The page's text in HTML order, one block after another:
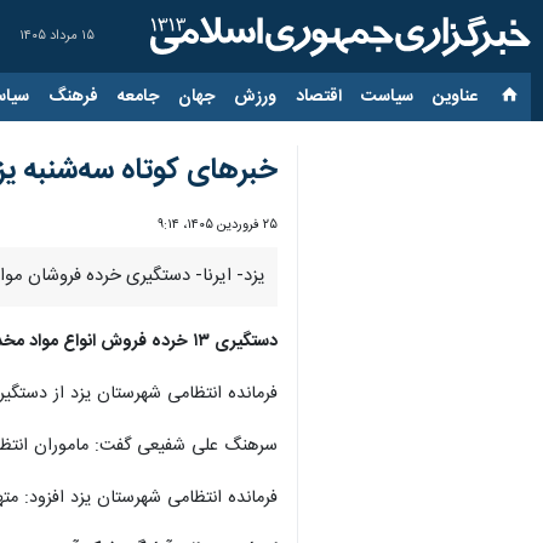
۱۵ مرداد ۱۴۰۵
عناوین‌ سیاست اقتصاد ورزش جهان جامعه فرهنگ
خبرهای کوتاه سه‌شنبه
۲۵ فروردین ۱۴۰۵، ۹:۱۴